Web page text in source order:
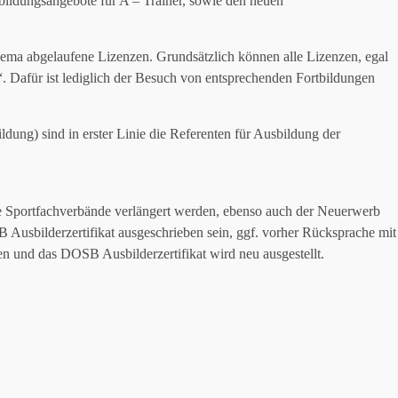
abgelaufene Lizenzen. Grundsätzlich können alle Lizenzen, egal
Dafür ist lediglich der Besuch von entsprechenden Fortbildungen
sind in erster Linie die Referenten für Ausbildung der
verlängert werden, ebenso auch der Neuerwerb
ausgeschrieben sein, ggf. vorher Rücksprache mit
und das DOSB Ausbilderzertifikat wird neu ausgestellt.